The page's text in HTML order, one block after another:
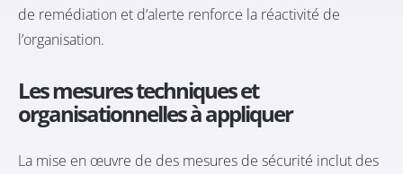
de remédiation et d’alerte renforce la réactivité de
l’organisation.
Les mesures techniques et
organisationnelles à appliquer
La mise en œuvre de des mesures de sécurité inclut des